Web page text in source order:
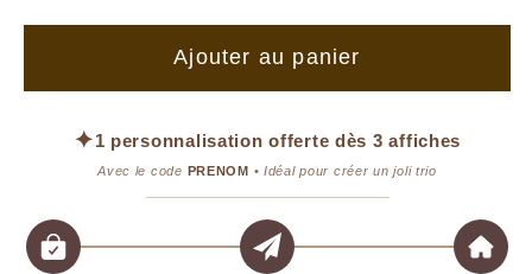
Cœurs
Ourson
&amp;
Cœurs
Ajouter au panier
✦1 personnalisation offerte dès 3 affiches
Avec le code PRENOM • Idéal pour créer un joli trio